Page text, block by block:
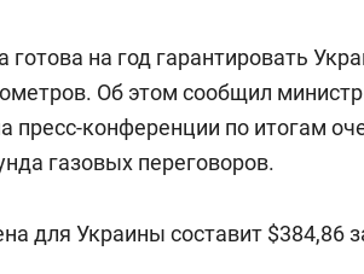
готова на год гарантировать
Об этом сообщил
пресс-конференции по итогам
газовых переговоров.
для Украины составит $384,86